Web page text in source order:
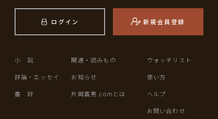
ログイン 新規会員登録
小 説
評論・エッセイ
書 評
関連・読みもの
お知らせ
片岡義男.comとは
ウォッチリスト
使い方
ヘルプ
お問い合わせ